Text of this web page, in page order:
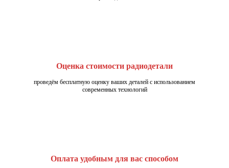
Оценка стоимости радиодетали
проведём бесплатную оценку ваших деталей с использованием
современных технологий
Оплата удобным для вас способом